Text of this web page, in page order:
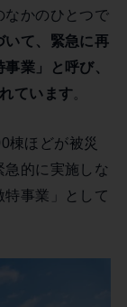
なかのひとつで
いて、緊急に再
業」と呼び、
ています
棟ほどが被災
急的に実施しな
事業」として